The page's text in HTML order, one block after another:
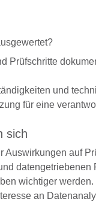
Prüfschritte
und
für eine
sich
Auswirkungen auf
datengetriebenen
wichtiger
an